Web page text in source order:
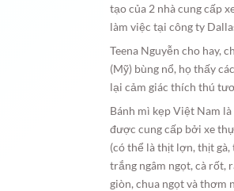
tạo của 2 nhà cung cấp
làm việc tại công ty
Teena Nguyễn cho hay,
(Mỹ) bùng nổ, họ thấy
lại cảm giác thích thú
Bánh mì kẹp Việt Nam
được cung cấp bởi xe
(có thể là thịt lợn, thịt
trắng ngâm ngọt, cà rốt,
giòn, chua ngọt và thơm